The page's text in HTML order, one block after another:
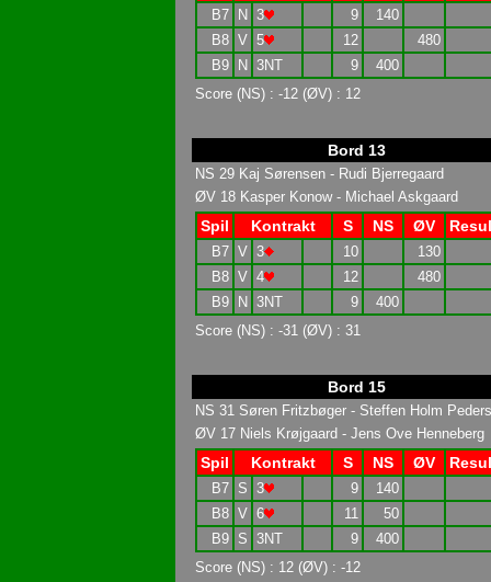
B7 N 3 9
140
B8 V 5 12
480
B9
N 3NT 9
400
Score (NS) : -12 (ØV) : 12
Bord 13
NS 29 Kaj Sørensen - Rudi Bjerregaard
ØV 18 Kasper Konow - Michael Askgaard
Spil Kontrakt S NS ØV
B7 V 3 10
130
B8 V 4 12
480
B9
N 3NT 9
400
Score (NS) : -31 (ØV) : 31
Bord 15
NS 31 Søren Fritzbøger - Steffen Holm
ØV 17 Niels Krøjgaard - Jens Ove Henneberg
Spil Kontrakt S NS ØV
B7 S 3 9
140
B8 V 6 11
50
B9 S 3NT 9
400
Score (NS) : 12 (ØV) : -12